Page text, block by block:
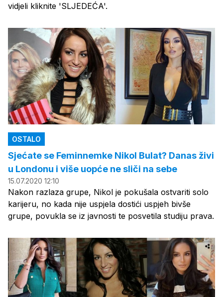
vidjeli kliknite 'SLJEDEĆA'.
OSTALO
Sjećate se Feminnemke Nikol Bulat? Danas živi
u Londonu i više uopće ne sliči na sebe
15.07.2020 12:10
Nakon razlaza grupe, Nikol je pokušala ostvariti solo
karijeru, no kada nije uspjela dostići uspjeh bivše
grupe, povukla se iz javnosti te posvetila studiju prava.